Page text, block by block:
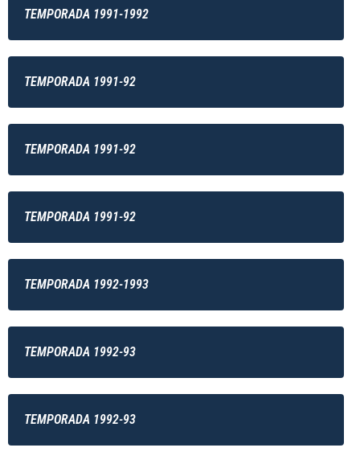
TEMPORADA 1991-1992
TEMPORADA 1991-92
TEMPORADA 1991-92
TEMPORADA 1991-92
TEMPORADA 1992-1993
TEMPORADA 1992-93
TEMPORADA 1992-93